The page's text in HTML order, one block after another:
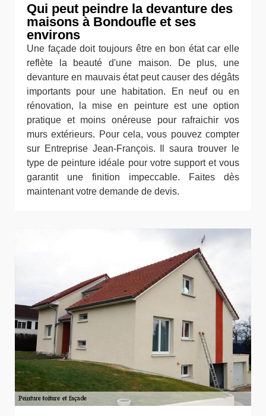
Qui peut peindre la devanture des
maisons à Bondoufle et ses
environs
Une façade doit toujours être en bon état car elle
reflète la beauté d'une maison. De plus, une
devanture en mauvais état peut causer des dégâts
importants pour une habitation. En neuf ou en
rénovation, la mise en peinture est une option
pratique et moins onéreuse pour rafraichir vos
murs extérieurs. Pour cela, vous pouvez compter
sur Entreprise Jean-François. Il saura trouver le
type de peinture idéale pour votre support et vous
garantit une finition impeccable. Faites dès
maintenant votre demande de devis.